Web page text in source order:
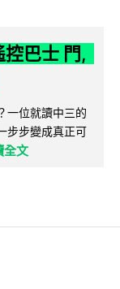
巴士 門,
一位就讀中三的
步步變成真正可
全文